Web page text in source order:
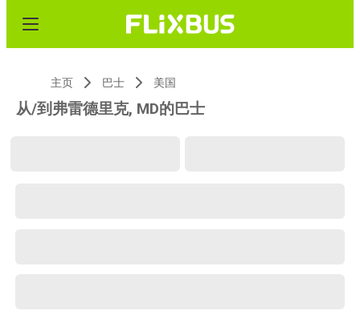
主页 巴士 美国
从/到弗雷德里克, MD的巴士